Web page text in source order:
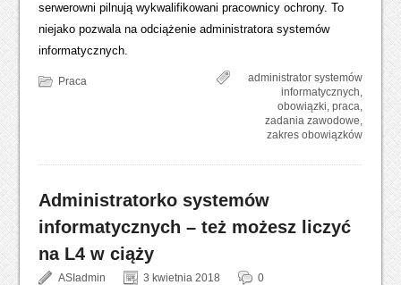
serwerowni pilnują wykwalifikowani pracownicy ochrony. To
niejako pozwala na odciążenie administratora systemów
informatycznych.
Praca
administrator systemów
informatycznych,
obowiązki,praca,
zadania zawodowe,
zakres obowiązków
Administratorko systemów
informatycznych – też możesz liczyć
na L4 w ciąży
ASIadmin 3 kwietnia 2018 0